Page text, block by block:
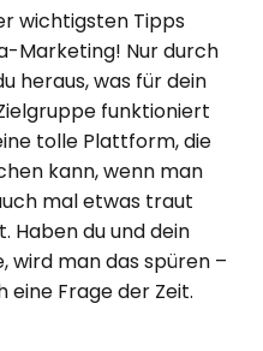
wichtigsten Tipps
Marketing! Nur durch
heraus, was für dein
funktioniert
tolle Plattform, die
kann, wenn man
mal etwas traut
Haben du und dein
wird man das spüren –
eine Frage der Zeit.